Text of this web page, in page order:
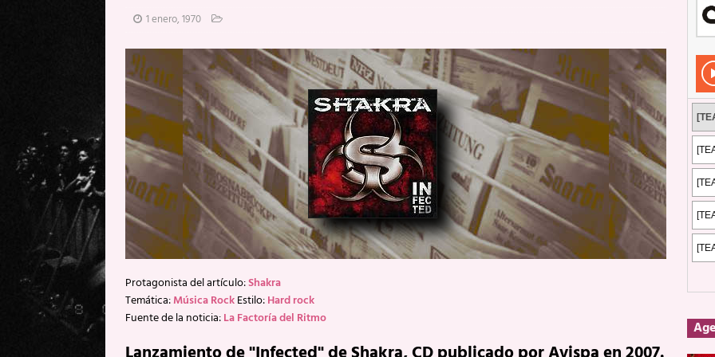
[ 17 mayo, 2026 ] Fito & Fitipaldis: 2 de mayo de 2026 en Fuengirola
FOTOS
[ 17 mayo, 2026 ] Fito & Fitipaldis: Su ‘aullido’ retumbó ferozmente en Fuengirola.
REPORTAJES
[ 5 agosto, 2026 ] Florent Gorges: La historia de Nintendo Vol. 2 PUBLICACIONES
1 enero, 1970
Protagonista del artículo:Shakra
Temática:Música RockEstilo:Hard rock
Fuente de la noticia:La Factoría del Ritmo